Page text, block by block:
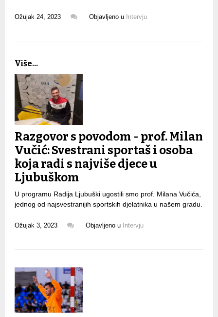
Ožujak 24, 2023 Objavljeno u Intervju
Više...
Razgovor s povodom - prof. Milan
Vučić: Svestrani sportaš i osoba
koja radi s najviše djece u
Ljubuškom
U programu Radija Ljubuški ugostili smo prof. Milana Vučića,
jednog od najsvestranijih sportskih djelatnika u našem gradu.
Ožujak 3, 2023 Objavljeno u Intervju